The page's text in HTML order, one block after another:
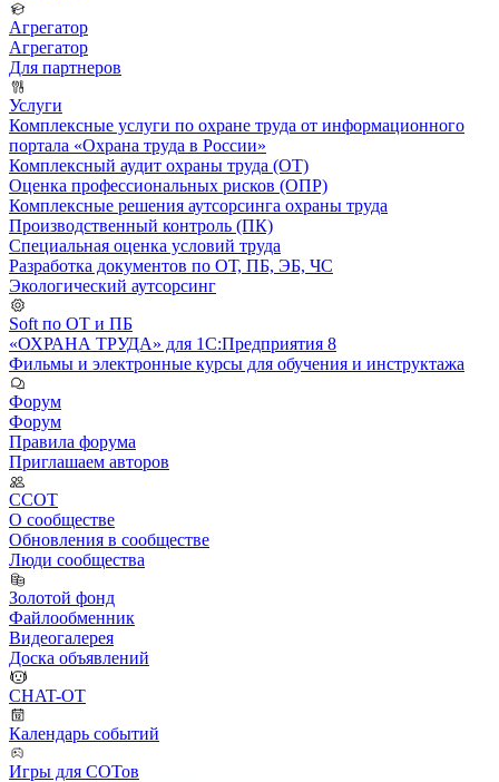
Агрегатор
Агрегатор
Для партнеров
Услуги
Комплексные услуги по охране труда от информационного
портала «Охрана труда в России»
Комплексный аудит охраны труда (ОТ)
Оценка профессиональных рисков (ОПР)
Комплексные решения аутсорсинга охраны труда
Производственный контроль (ПК)
Специальная оценка условий труда
Разработка документов по ОТ, ПБ, ЭБ, ЧС
Экологический аутсорсинг
Soft по ОТ и ПБ
«ОХРАНА ТРУДА» для 1С:Предприятия 8
Фильмы и электронные курсы для обучения и инструктажа
Форум
Форум
Правила форума
Приглашаем авторов
ССОТ
О сообществе
Обновления в сообществе
Люди сообщества
Золотой фонд
Файлообменник
Видеогалерея
Доска объявлений
CHAT-OT
Календарь событий
Игры для СОТов